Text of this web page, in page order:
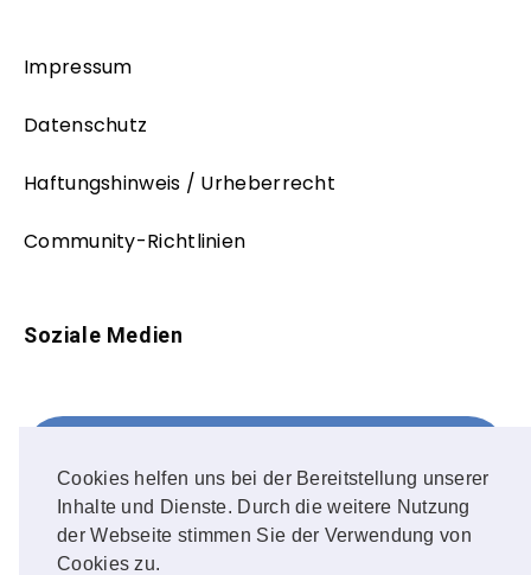
Cookies helfen uns bei der Bereitstellung unserer
Inhalte und Dienste. Durch die weitere Nutzung
der Webseite stimmen Sie der Verwendung von
Cookies zu.
Impressum
Datenschutz
Haftungshinweis / Urheberrecht
Community-Richtlinien
Soziale Medien
FOLLOW ME!
Instagram
OUR PHOTOS!